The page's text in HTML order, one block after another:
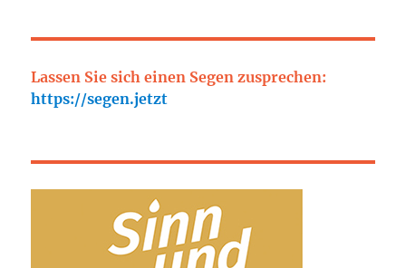
Lassen Sie sich einen Segen zusprechen:
https://segen.jetzt